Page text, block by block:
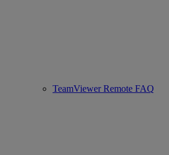
TeamViewer Remote FAQ